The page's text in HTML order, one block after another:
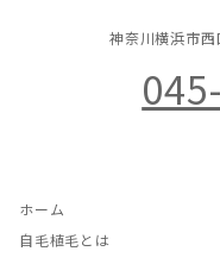
神奈川横浜市
ホーム
自毛植毛とは